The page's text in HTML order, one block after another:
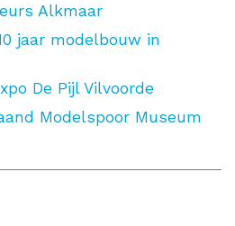
Alkmaar
jaar modelbouw in
De Pijl Vilvoorde
Modelspoor Museum